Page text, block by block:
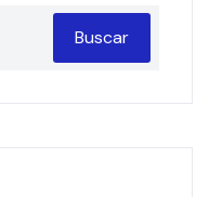
Buscar